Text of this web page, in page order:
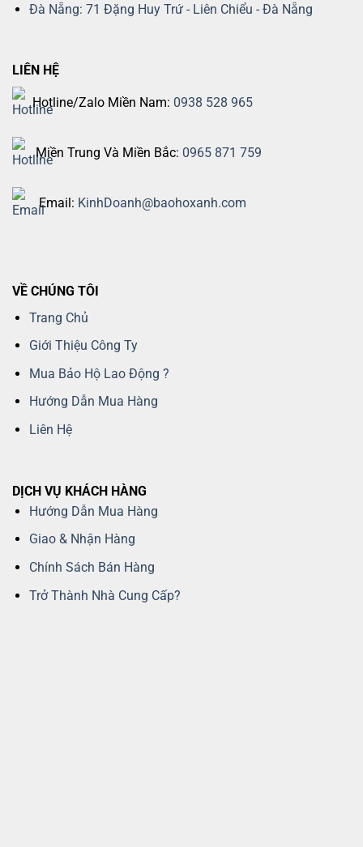
Đà Nẵng: 71 Đặng Huy Trứ - Liên Chiểu - Đà Nẵng
LIÊN HỆ
Hotline/Zalo Miền Nam: 0938 528 965
Miền Trung Và Miền Bắc: 0965 871 759
Email: KinhDoanh@baohoxanh.com
VỀ CHÚNG TÔI
Trang Chủ
Giới Thiệu Công Ty
Mua Bảo Hộ Lao Động ?
Hướng Dẫn Mua Hàng
Liên Hệ
DỊCH VỤ KHÁCH HÀNG
Hướng Dẫn Mua Hàng
Giao & Nhận Hàng
Chính Sách Bán Hàng
Trở Thành Nhà Cung Cấp?